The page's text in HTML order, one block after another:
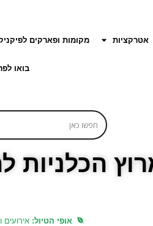
אטרקציות מקומות ופארקים
בואו
אופי הטיול: אירועים